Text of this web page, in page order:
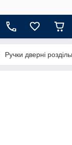
Ручки дверні